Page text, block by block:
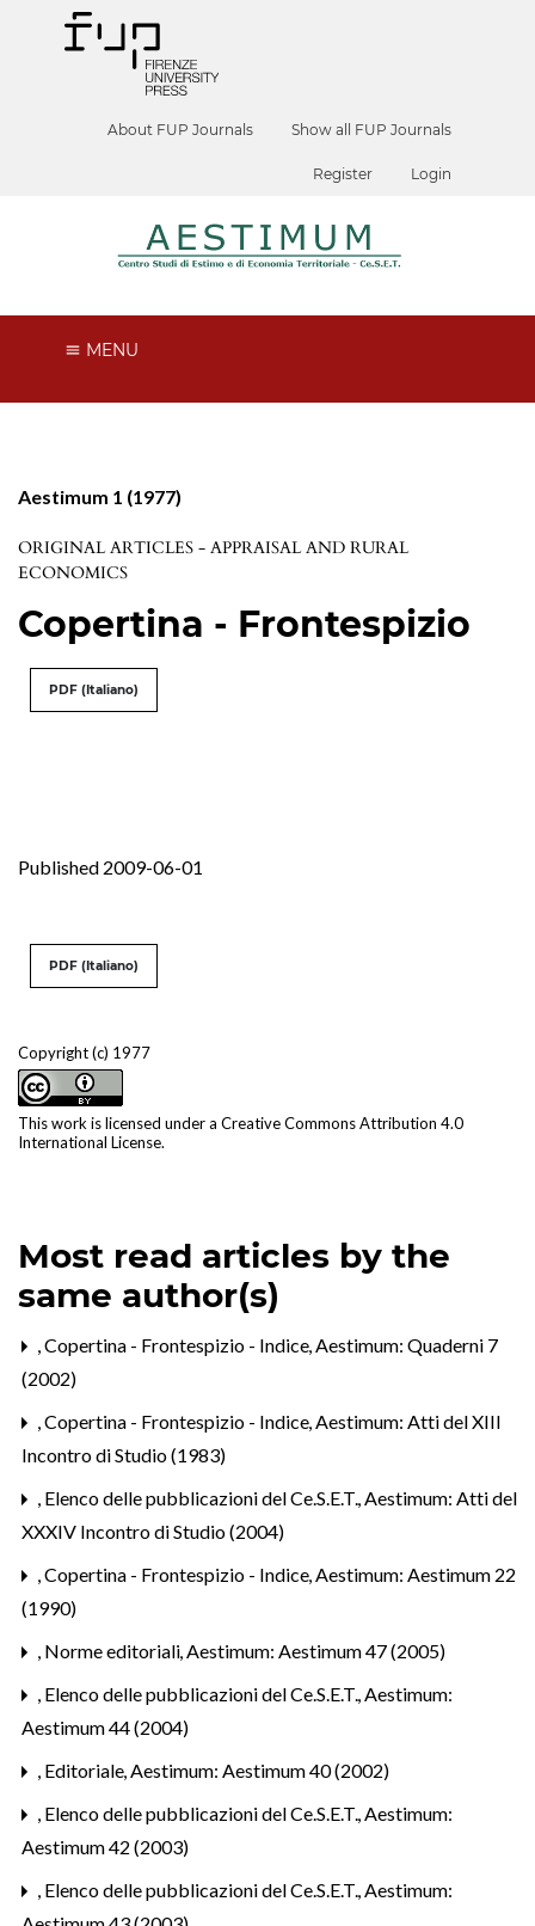
About FUP Journals Show all FUP Journals
Register Login
MENU
Aestimum 1 (1977)
ORIGINAL ARTICLES - APPRAISAL AND RURAL
ECONOMICS
Copertina - Frontespizio
PDF (Italiano)
Published 2009-06-01
Copyright (c) 1977
This work is licensed under a Creative Commons Attribution 4.0
International License.
PDF (Italiano)
Most read articles by the
same author(s)
,Copertina - Frontespizio - Indice,Aestimum: Quaderni 7
(2002)
,Copertina - Frontespizio - Indice,Aestimum: Atti del XIII
Incontro di Studio (1983)
, Elenco delle pubblicazioni del Ce.S.E.T.,Aestimum: Atti del
XXXIV Incontro di Studio (2004)
,Copertina - Frontespizio - Indice,Aestimum: Aestimum 22
(1990)
, Norme editoriali,Aestimum: Aestimum 47 (2005)
, Elenco delle pubblicazioni del Ce.S.E.T.,Aestimum:
Aestimum 44 (2004)
, Editoriale,Aestimum: Aestimum 40 (2002)
, Elenco delle pubblicazioni del Ce.S.E.T.,Aestimum:
Aestimum 42 (2003)
, Elenco delle pubblicazioni del Ce.S.E.T.,Aestimum: